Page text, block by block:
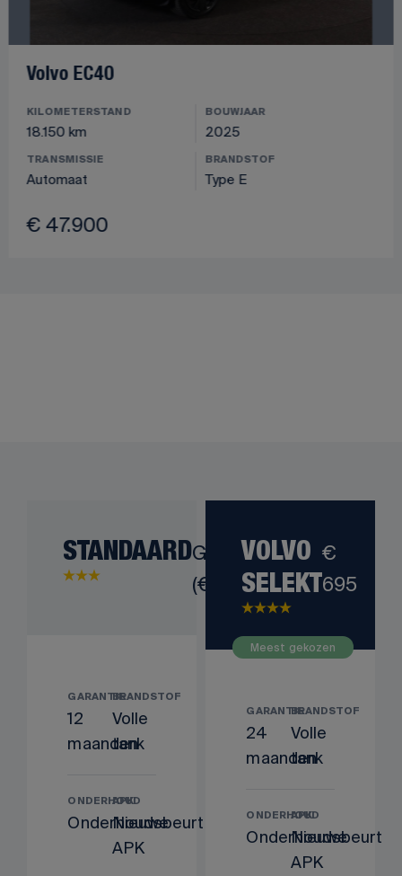
Volvo EC40
KILOMETERSTAND
18.150 km
BOUWJAAR
2025
TRANSMISSIE
Automaat
BRANDSTOF
Type E
€ 47.900
STANDAARDGratis
(€ 0)
GARANTIE
12
maanden
BRANDSTOF
Volle
tank
ONDERHOUD
Onderhoudsbeurt
APK
Nieuwe
APK
VOLVO
SELEKT
Meest gekozen
€
695
GARANTIE
24
maanden
BRANDSTOF
Volle
tank
ONDERHOUD
Onderhoudsbeurt
APK
Nieuwe
APK